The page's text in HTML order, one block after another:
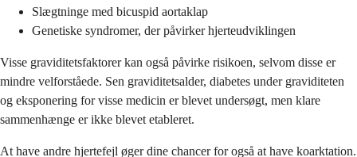
Slægtninge med bicuspid aortaklap
Genetiske syndromer, der påvirker hjerteudviklingen
Visse graviditetsfaktorer kan også påvirke risikoen, selvom disse er
mindre velforståede. Sen graviditetsalder, diabetes under graviditeten
og eksponering for visse medicin er blevet undersøgt, men klare
sammenhænge er ikke blevet etableret.
At have andre hjertefejl øger dine chancer for også at have koarktation.